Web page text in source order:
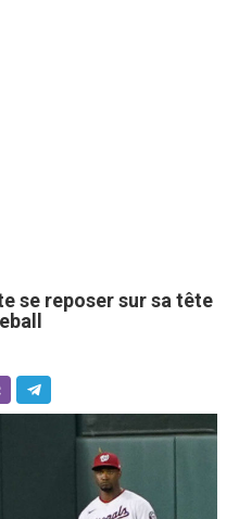
se reposer sur sa tête